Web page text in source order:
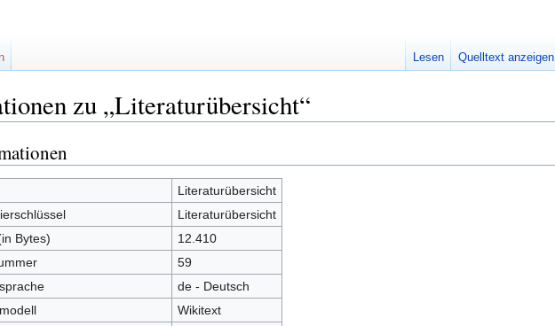
zu „Literaturübersicht“
Literaturübersicht
Literaturübersicht
Bytes)
12.410
59
de - Deutsch
Wikitext
Lesen Quelltext anzeigen